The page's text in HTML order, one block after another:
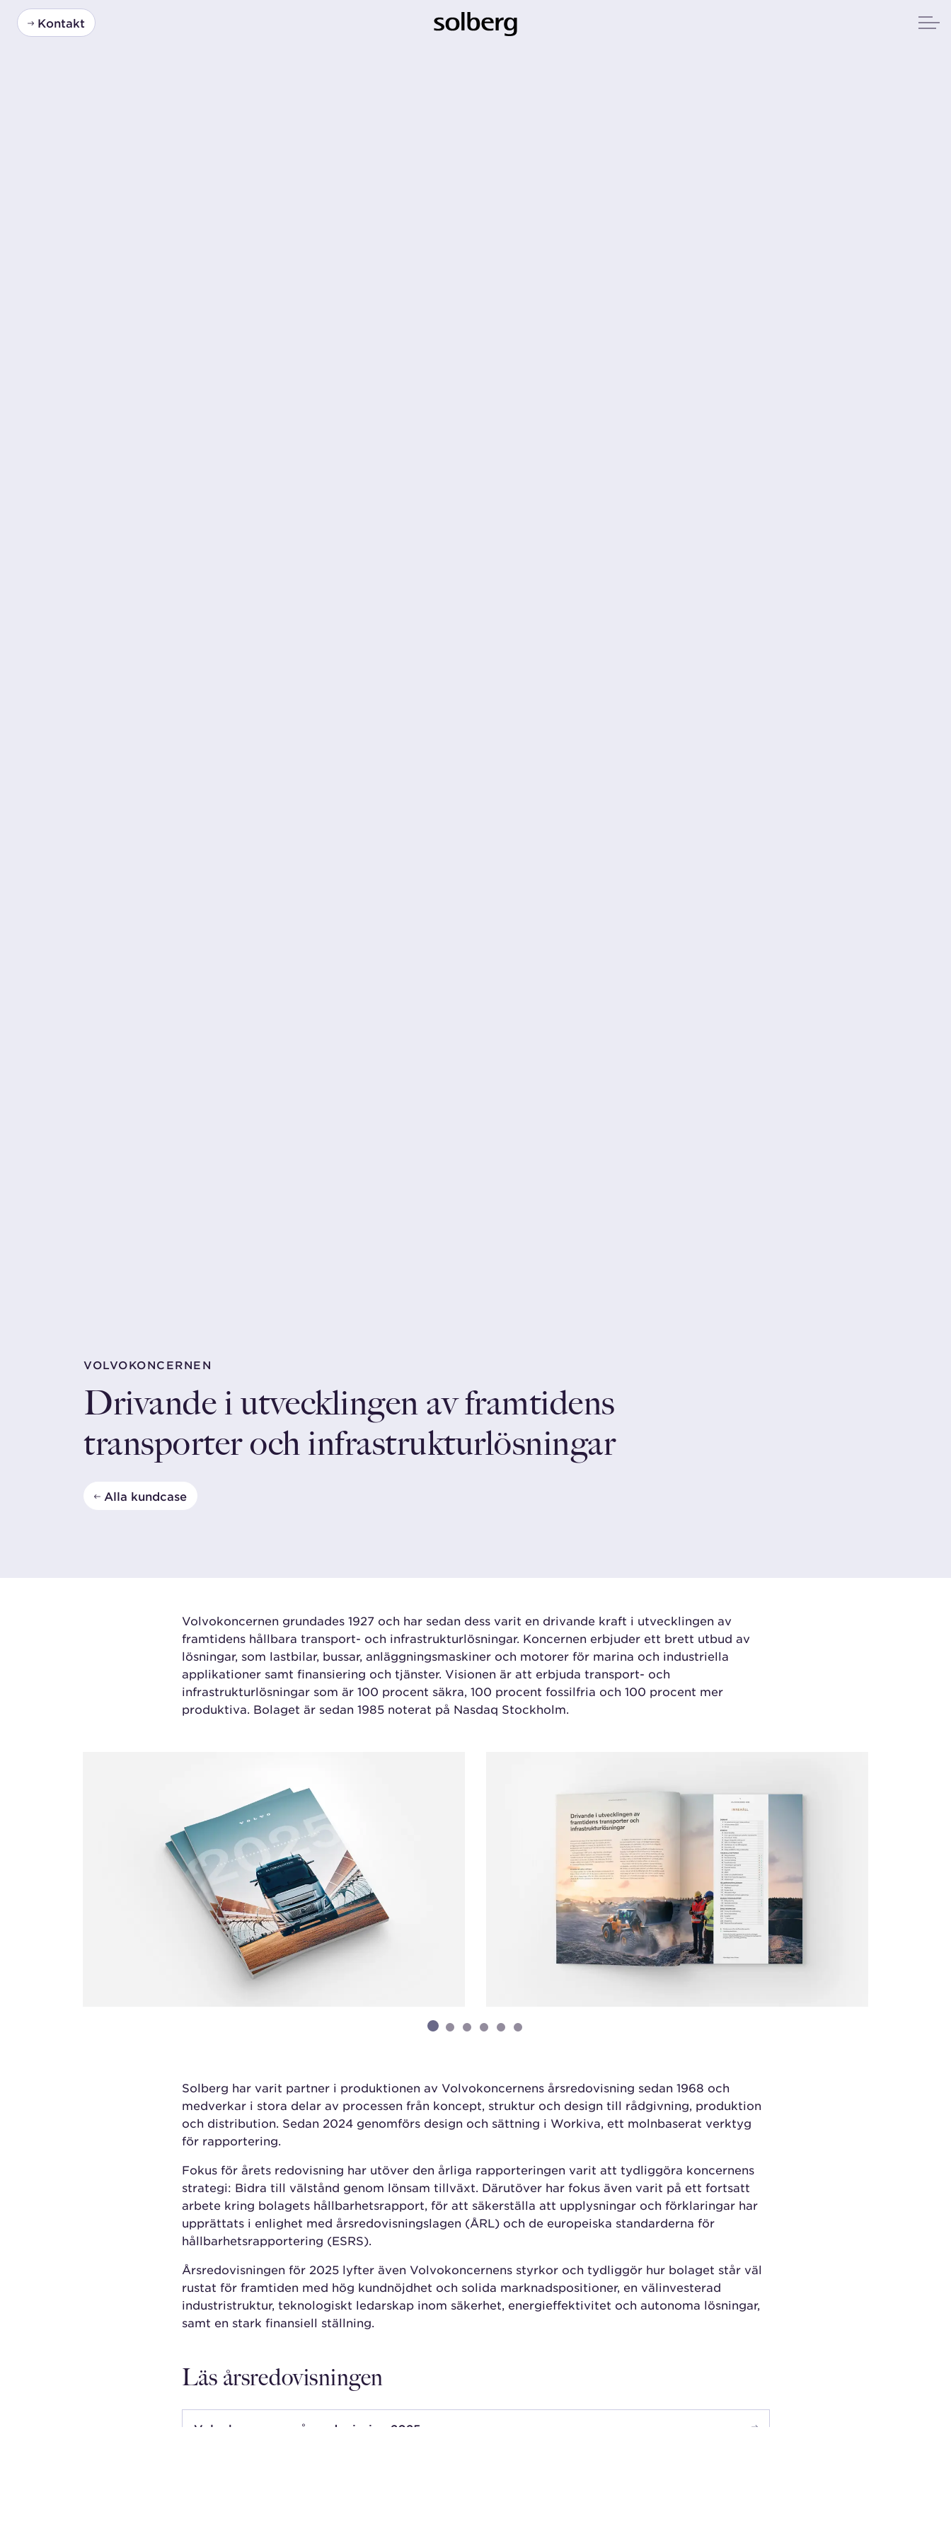
Kontakt
VOLVOKONCERNEN
Drivande i utvecklingen av framtidens
transporter och infrastrukturlösningar
Alla kundcase
Volvokoncernen grundades 1927 och har sedan dess varit en drivande kraft i utvecklingen av
framtidens hållbara transport- och infrastrukturlösningar. Koncernen erbjuder ett brett utbud av
lösningar, som lastbilar, bussar, anläggningsmaskiner och motorer för marina och industriella
applikationer samt finansiering och tjänster. Visionen är att erbjuda transport- och
infrastrukturlösningar som är 100 procent säkra, 100 procent fossilfria och 100 procent mer
produktiva. Bolaget är sedan 1985 noterat på Nasdaq Stockholm.
Solberg har varit partner i produktionen av Volvokoncernens årsredovisning sedan 1968 och
medverkar i stora delar av processen från koncept, struktur och design till rådgivning, produktion
och distribution. Sedan 2024 genomförs design och sättning i Workiva, ett molnbaserat verktyg
för rapportering.
Fokus för årets redovisning har utöver den årliga rapporteringen varit att tydliggöra koncernens
strategi: Bidra till välstånd genom lönsam tillväxt. Därutöver har fokus även varit på ett fortsatt
arbete kring bolagets hållbarhetsrapport, för att säkerställa att upplysningar och förklaringar har
upprättats i enlighet med årsredovisningslagen (ÅRL) och de europeiska standarderna för
hållbarhetsrapportering (ESRS).
Årsredovisningen för 2025 lyfter även Volvokoncernens styrkor och tydliggör hur bolaget står väl
rustat för framtiden med hög kundnöjdhet och solida marknadspositioner, en välinvesterad
industristruktur, teknologiskt ledarskap inom säkerhet, energieffektivitet och autonoma lösningar,
samt en stark finansiell ställning.
Läs årsredovisningen
Volvokoncernens årsredovisning 2025